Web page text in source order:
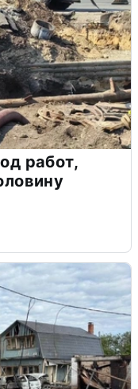
работ,